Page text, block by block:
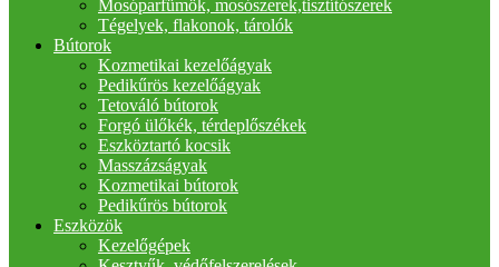
Mosóparfümök, mosószerek,tisztítószerek
Tégelyek, flakonok, tárolók
Bútorok
Kozmetikai kezelőágyak
Pedikűrös kezelőágyak
Tetováló bútorok
Forgó ülőkék, térdeplőszékek
Eszköztartó kocsik
Masszázságyak
Kozmetikai bútorok
Pedikűrös bútorok
Eszközök
Kezelőgépek